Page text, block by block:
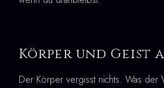
Körper und Geist
Der Körper vergisst nichts. Was der